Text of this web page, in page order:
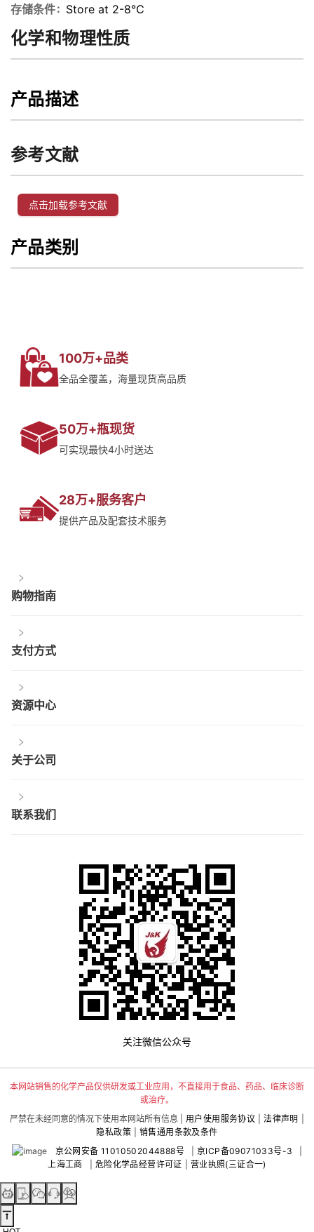
存储条件 Store at 2-8℃
化学和物理性质
产品描述
参考文献
点击加载参考文献
产品类别
100万+品类
全品全覆盖，海量现货高品质
50万+瓶现货
可实现最快4小时送达
28万+服务客户
提供产品及配套技术服务
购物指南
支付方式
资源中心
关于公司
联系我们
关注微信公众号
本网站销售的化学产品仅供研发或工业应用，不直接用于食品、药品、临床诊断
或治疗。
严禁在未经同意的情况下使用本网站所有信息 |
用户使用服务协议 法律声明
隐私政策
销售通用条款及条件
京公网安备 11010502044888号
京ICP备09071033号-3
上海工商
危险化学品经营许可证 营业执照(三证合一)